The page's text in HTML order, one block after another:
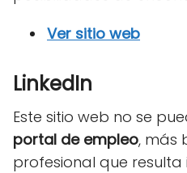
Ver sitio web
LinkedIn
Este sitio web no se
portal de empleo, más
profesional que resulta